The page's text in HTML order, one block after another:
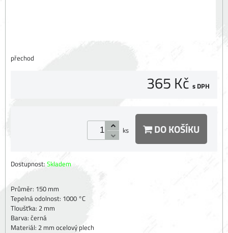
přechod
365 Kč s DPH
ks DO KOŠÍKU
Dostupnost: Skladem
Průměr: 150 mm
Tepelná odolnost: 1000 °C
Tloušťka: 2 mm
Barva: černá
Materiál: 2 mm ocelový plech